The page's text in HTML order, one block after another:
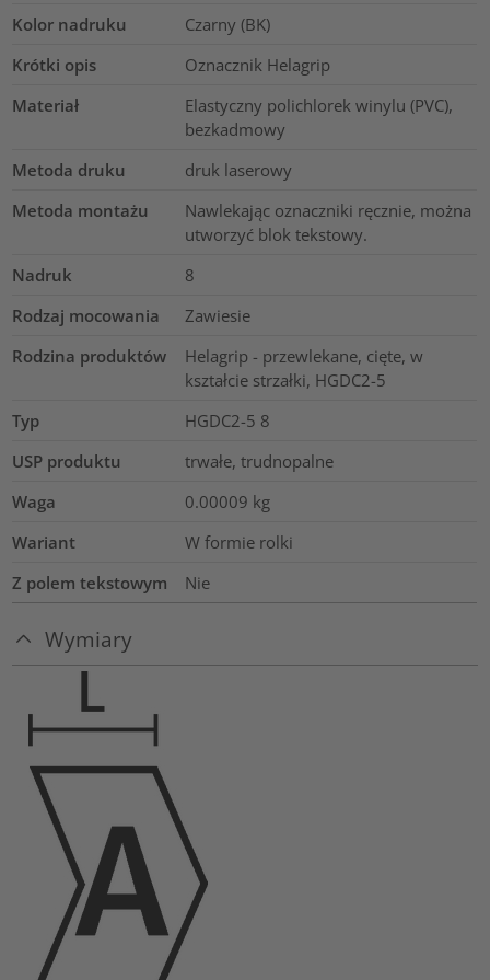
Kolor nadruku
Czarny (BK)
Krótki opis
Oznacznik Helagrip
Materiał
Elastyczny polichlorek winylu (PVC),
bezkadmowy
Metoda druku
druk laserowy
Metoda montażu
Nawlekając oznaczniki ręcznie, można
utworzyć blok tekstowy.
Nadruk
8
Rodzaj mocowania
Zawiesie
Rodzina produktów
Helagrip - przewlekane, cięte, w
kształcie strzałki, HGDC2-5
Typ
HGDC2-5 8
USP produktu
trwałe, trudnopalne
Waga
0.00009 kg
Wariant
W formie rolki
Z polem tekstowym
Nie
Wymiary